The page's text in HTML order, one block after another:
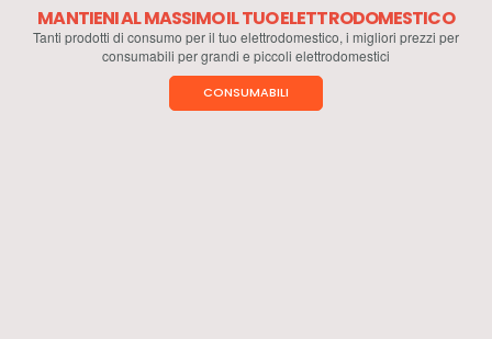
MANTIENI AL MASSIMO IL TUO ELETTRODOMESTICO
Tanti prodotti di consumo per il tuo elettrodomestico, i migliori prezzi per
consumabili per grandi e piccoli elettrodomestici
CONSUMABILI